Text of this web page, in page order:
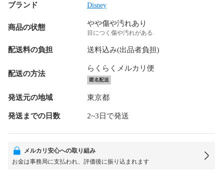
ブランド Disney
商品の状態 やや傷や汚れあり
目につく傷や汚れがある
配送料の負担 送料込み(出品者負担)
配送の方法
らくらくメルカリ便
匿名配送
発送元の地域 東京都
発送までの日数 2~3日で発送
メルカリ安心への取り組み
お金は事務局に支払われ、評価後に振り込まれます